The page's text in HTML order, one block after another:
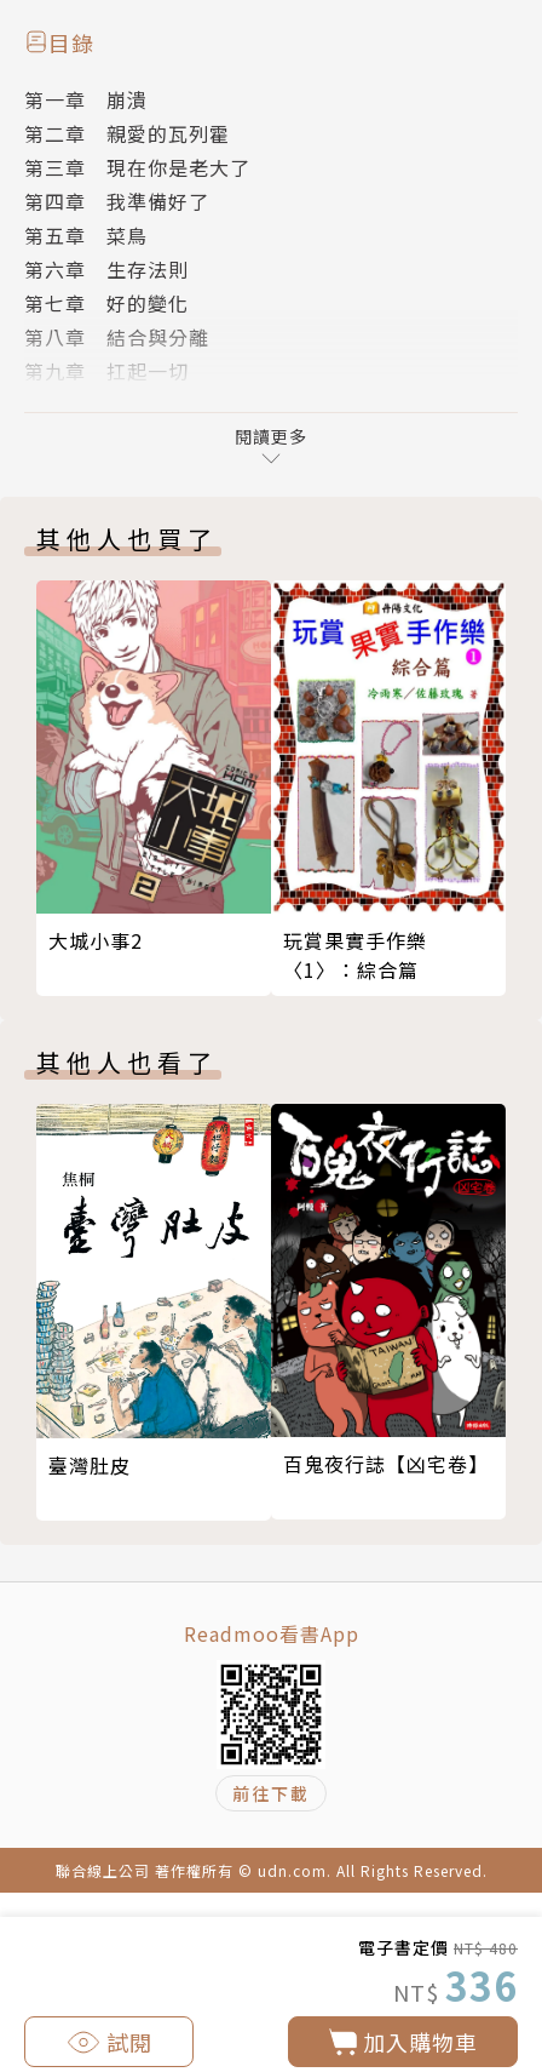
電子書定價 NT$ 480
NT$ 336
加入購物車
試閱
這是一個關於成長、堅韌和戰勝困難的故事，同時
卡斯坦‧查爾斯‧沙巴西亞，這位後來被大家稱呼
為C.C.沙巴西亞的少年，在一個貧困的社區中長大。他
對棒球產生了濃厚的興趣，這成為他逃離貧困現實的方
式。透過他的天賦和不屈不撓的精神，他引起了人們的
注意，最終成為了一名職業球員。
然而，這個故事並不僅僅是關於棒球的榮耀和成
功。隨著他優異的天賦展現，他不斷的在賽場上創造驚
中僅次於鈴木一朗，但與此同時，視而無形的壓力正悄
在書中，他坦率地分享了他酒精成癮的故事，以及
對這種成癮的抗爭，有好幾次先發前日，他都用酒精麻
痺自己，直至爛醉，最後更嚴重到他情緒失控、引發婚
姻與家庭危機，直到最後他在即將先發上場之前仍在儲
藏室中找尋藏好的酒，才讓他就此醒悟。這是一個讓他
走過人生低谷並重拾自我的旅程，而這也成為他更加堅
強和勇敢的契機。
這是一個充滿勵志的故事，更是一個關於家庭、友
誼和奮鬥的故事。沙巴西亞希望透過他的故事讓我們知
道，即使在最黑暗的時刻，也有希望和力量。通過《直
至盡頭》，我們將與沙巴西亞並肩前行，感受他的勇
氣、堅毅和對生活的熱愛。沙巴西亞也將毫無保留的讓
過去、他如何再次站起，迎回屬於自己的光榮時刻，讓
您相信自己的力量和潛力，無論困難多大，都能勇於追
求屬於自己的夢想。
作者簡介
C.C.沙巴西亞
C.C.沙巴西亞共效力了十九個大聯盟棒球賽季。他
曾獲得過年度最佳新人獎、賽揚獎、世界大賽冠軍，並
且六次入選全明星隊。
克里斯‧史密斯
曾先後任美國職棒洛杉磯道奇隊陳金鋒、郭泓志的
中國區經理、中華職棒興農牛隊副領隊、台北市台北小
巨蛋營運管理部經理、美國職棒大聯盟洛杉磯道奇隊亞
目錄
第一章 崩潰
第二章 親愛的瓦列霍
第三章 現在你是老大了
第四章 我準備好了
第五章 菜鳥
第六章 生存法則
第七章 好的變化
第八章 結合與分離
第九章 扛起一切
第十四章 傷害
第十五章 又一次的失去
第十六章 酒精成癮
第十七章 朝谷底直墜落
第十八章 不再閃躲
第十九章 像全新的一樣
第二十章 再一次的機會
第二十一章 直到盡頭
版權
封底
閱讀更多
其他人也買了
大城小事2
玩賞果實手作樂
〈1〉：綜合篇
其他人也看了
臺灣肚皮 百鬼夜行誌【凶宅卷】
Readmoo看書App
前往下載
聯合線上公司 著作權所有 © udn.com. All Rights Reserved.